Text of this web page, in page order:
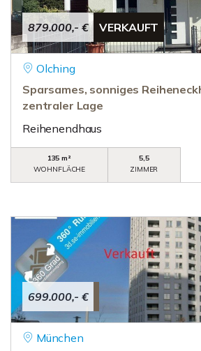
879.000,- € VERKAUFT
Olching
Sparsames, sonniges
zentraler Lage
Reihenendhaus
135 m²
WOHNFLÄCHE
5,5
ZIMMER
699.000,- €
München